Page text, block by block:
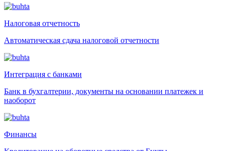
Налоговая отчетность
Автоматическая сдача налоговой отчетности
Интеграция с банками
Банк в бухгалтерии, документы на основании платежек и
наоборот
Финансы